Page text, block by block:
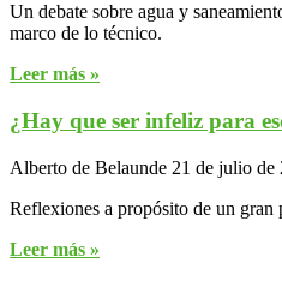
Un debate sobre agua y
marco de lo técnico.
Leer más »
¿Hay que ser infeliz para
Alberto de Belaunde 21 de julio de
Reflexiones a propósito de un gran
Leer más »